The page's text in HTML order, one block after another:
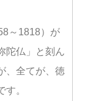
～1818）が
陀仏」と刻ん
、全てが、徳
。